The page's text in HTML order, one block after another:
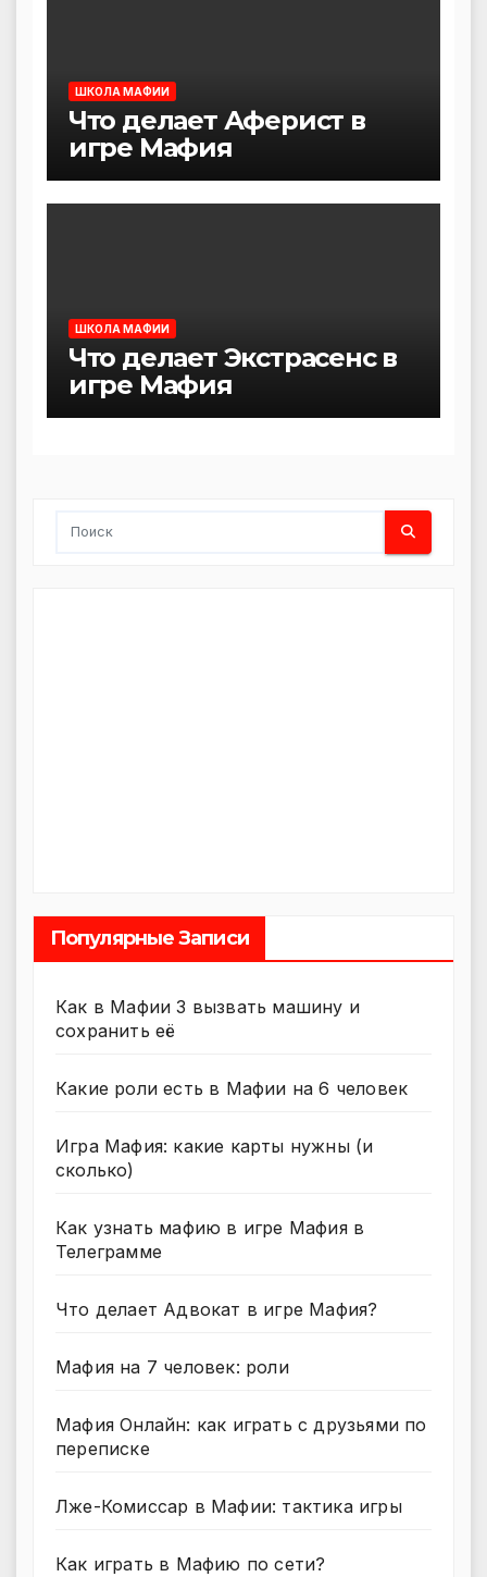
ШКОЛА МАФИИ
Что делает Аферист в
игре Мафия
ШКОЛА МАФИИ
Что делает Экстрасенс в
игре Мафия
Популярные Записи
Как в Мафии 3 вызвать машину и
сохранить её
Какие роли есть в Мафии на 6 человек
Игра Мафия: какие карты нужны (и
сколько)
Как узнать мафию в игре Мафия в
Телеграмме
Что делает Адвокат в игре Мафия?
Мафия на 7 человек: роли
Мафия Онлайн: как играть с друзьями по
переписке
Лже-Комиссар в Мафии: тактика игры
Как играть в Мафию по сети?